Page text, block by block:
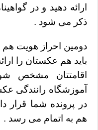
ارائه دهید و در
ذکر می شود .
دومین احراز هویت
باید هم عکستان را
اقامتتان مشخص
آموزشگاه رانندگی
در پرونده شما قرار
هم به اتمام می رسد .